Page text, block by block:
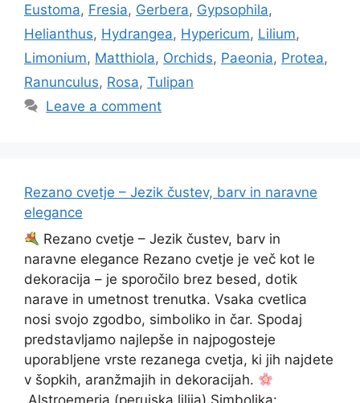
Eustoma, Fresia, Gerbera, Gypsophila,
Helianthus, Hydrangea, Hypericum, Lilium,
Limonium, Matthiola, Orchids, Paeonia, Protea,
Ranunculus, Rosa, Tulipan
Leave a comment
Rezano cvetje – Jezik čustev, barv in naravne
elegance
Rezano cvetje – Jezik čustev, barv in
naravne elegance Rezano cvetje je več kot le
dekoracija – je sporočilo brez besed, dotik
narave in umetnost trenutka. Vsaka cvetlica
nosi svojo zgodbo, simboliko in čar. Spodaj
predstavljamo najlepše in najpogosteje
uporabljene vrste rezanega cvetja, ki jih najdete
v šopkih, aranžmajih in dekoracijah.